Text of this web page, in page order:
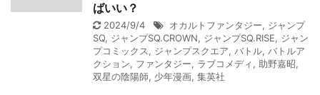
ばいい？
2024/9/4 オカルトファンタジー, ジャンプ
SQ, ジャンプSQ.CROWN, ジャンプSQ.RISE, ジャン
プコミックス, ジャンプスクエア, バトル, バトルア
クション, ファンタジー, ラブコメディ, 助野嘉昭,
双星の陰陽師, 少年漫画, 集英社